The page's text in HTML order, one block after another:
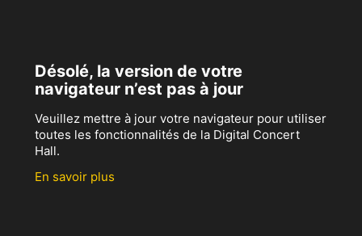
Désolé, la version de votre
navigateur n’est pas à jour
Veuillez mettre à jour votre navigateur pour utiliser
toutes les fonctionnalités de la Digital Concert
Hall.
En savoir plus